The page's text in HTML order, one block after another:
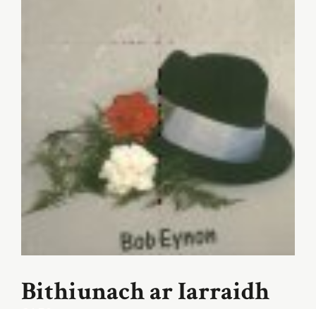
Bithiunach ar Iarraidh